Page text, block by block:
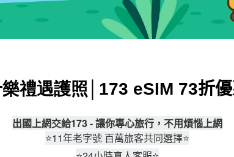
禮遇護照 173 eSIM 73折
出國上網交給173 -讓你專心旅行，不用煩惱上網
⭐11年老字號 百萬旅客共同選擇⭐